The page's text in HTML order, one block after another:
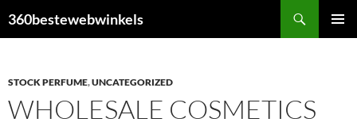
naar
360bestewebwinkels
STOCK PERFUME,UNCATEGORIZED
WHOLESALE COSMETICS